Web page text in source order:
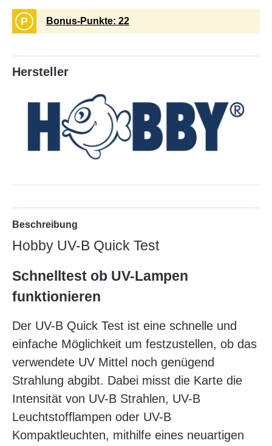
P Bonus-Punkte: 22
Hersteller
Beschreibung
Hobby UV-B Quick Test
Schnelltest ob UV-Lampen
funktionieren
Der UV-B Quick Test ist eine schnelle und
einfache Möglichkeit um festzustellen, ob das
verwendete UV Mittel noch genügend
Strahlung abgibt. Dabei misst die Karte die
Intensität von UV-B Strahlen, UV-B
Leuchtstofflampen oder UV-B
Kompaktleuchten, mithilfe eines neuartigen